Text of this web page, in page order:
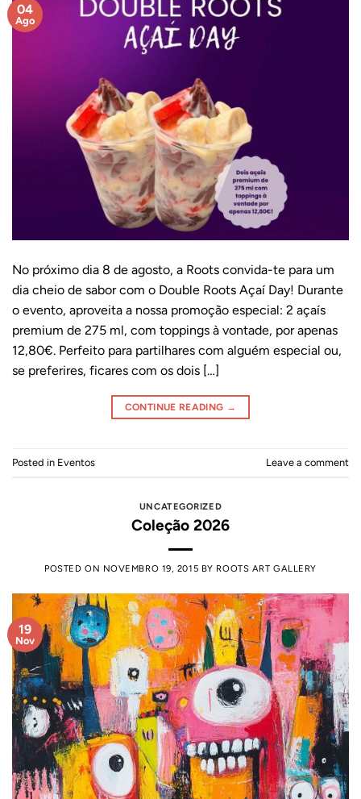
04
Ago
No próximo dia 8 de agosto, a Roots convida-te para um
dia cheio de sabor com o Double Roots Açaí Day! Durante
o evento, aproveita a nossa promoção especial: 2 açaís
premium de 275 ml, com toppings à vontade, por apenas
12,80€. Perfeito para partilhares com alguém especial ou,
se preferires, ficares com os dois […]
CONTINUE READING →
Posted in Eventos Leave a comment
UNCATEGORIZED
Coleção 2026
POSTED ON NOVEMBRO 19, 2015 BY ROOTS ART GALLERY
19
Nov